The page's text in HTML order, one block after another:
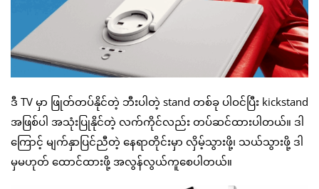
ဒီ TV မှာ ဖြုတ်တပ်နိုင်တဲ့ ဘီးပါတဲ့ stand တစ်ခု ပါဝင်ပြီး kickstand
အဖြစ်ပါ အသုံးပြုနိုင်တဲ့ လက်ကိုင်လည်း တပ်ဆင်ထားပါတယ်။ ဒါ
ကြောင့် မျက်နှာပြင်ညီတဲ့ နေရာတိုင်းမှာ လှိမ့်သွားဖို့၊ သယ်သွားဖို့ ဒါ
မှမဟုတ် ထောင်ထားဖို့ အလွန်လွယ်ကူစေပါတယ်။